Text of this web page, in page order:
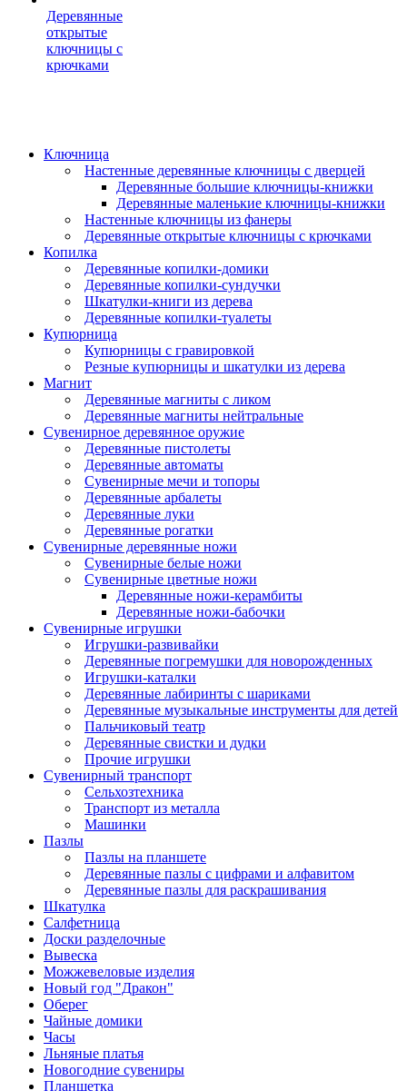
Деревянные
открытые
ключницы с
крючками
Ключница
Настенные деревянные ключницы с дверцей
Деревянные большие ключницы-книжки
Деревянные маленькие ключницы-книжки
Настенные ключницы из фанеры
Деревянные открытые ключницы с крючками
Копилка
Деревянные копилки-домики
Деревянные копилки-сундучки
Шкатулки-книги из дерева
Деревянные копилки-туалеты
Купюрница
Купюрницы с гравировкой
Резные купюрницы и шкатулки из дерева
Магнит
Деревянные магниты с ликом
Деревянные магниты нейтральные
Сувенирное деревянное оружие
Деревянные пистолеты
Деревянные автоматы
Сувенирные мечи и топоры
Деревянные арбалеты
Деревянные луки
Деревянные рогатки
Сувенирные деревянные ножи
Сувенирные белые ножи
Сувенирные цветные ножи
Деревянные ножи-керамбиты
Деревянные ножи-бабочки
Сувенирные игрушки
Игрушки-развивайки
Деревянные погремушки для новорожденных
Игрушки-каталки
Деревянные лабиринты с шариками
Деревянные музыкальные инструменты для детей
Пальчиковый театр
Деревянные свистки и дудки
Прочие игрушки
Сувенирный транспорт
Сельхозтехника
Транспорт из металла
Машинки
Пазлы
Пазлы на планшете
Деревянные пазлы с цифрами и алфавитом
Деревянные пазлы для раскрашивания
Шкатулка
Салфетница
Доски разделочные
Вывеска
Можжевеловые изделия
Новый год "Дракон"
Оберег
Чайные домики
Часы
Льняные платья
Новогодние сувениры
Планшетка